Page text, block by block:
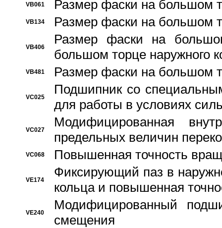
VB061 Размер фаски на большом
VB134 Размер фаски на большом
VB406
Размер фаски на
большом торце наружного
VB481 Размер фаски на большом
VC025
Подшипник со
для работы в условиях
VC027
Модифицированная
предельных величин
VC068 Повышенная точность
VE174
Фиксирующий паз в
кольца и повышенная
VE240
Модифицированный
смещения